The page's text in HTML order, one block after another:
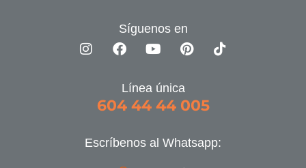
Síguenos en
Línea única
604 44 44 005
Escríbenos al Whatsapp: